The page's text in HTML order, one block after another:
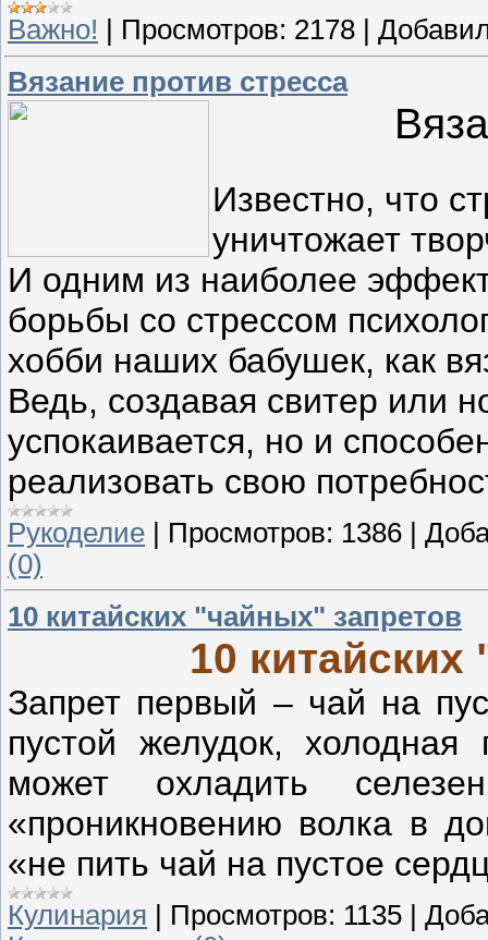
Важно! Просмотров: 2178
Вязание против стресса
Известно, что
уничтожает
И одним из наиболее
борьбы со стрессом
хобби наших бабушек, как
Ведь, создавая свитер или
успокаивается, но и
реализовать свою
Рукоделие Просмотров: 1386
(0)
10 китайских "чайных" запретов
10
Запрет первый – чай на
пустой желудок, холодная
может охладить
«проникновению волка в
«не пить чай на пустое
Кулинария | Просмотров: 1135 |